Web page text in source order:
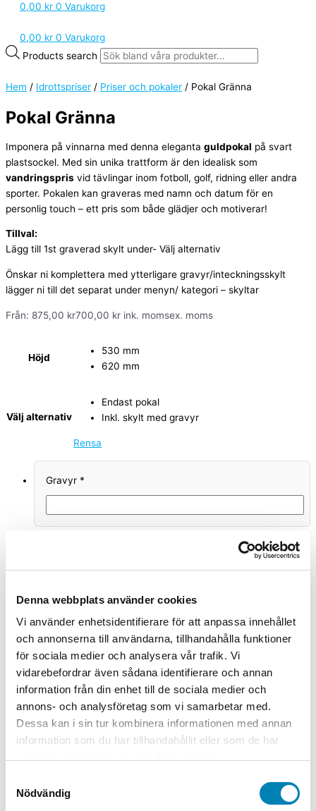
Denna webbplats använder cookies
Vi använder enhetsidentifierare för att anpassa innehållet
och annonserna till användarna, tillhandahålla funktioner
för sociala medier och analysera vår trafik. Vi
vidarebefordrar även sådana identifierare och annan
information från din enhet till de sociala medier och
annons- och analysföretag som vi samarbetar med.
Dessa kan i sin tur kombinera informationen med annan
information som du har tillhandahållit eller som de har
Nödvändig
0,00 kr 0 Varukorg
0,00 kr 0 Varukorg
Products search
Hem / Idrottspriser / Priser och pokaler / Pokal Gränna
Pokal Gränna
Imponera på vinnarna med denna eleganta guldpokal på svart
plastsockel. Med sin unika trattform är den idealisk som
vandringspris vid tävlingar inom fotboll, golf, ridning eller andra
sporter. Pokalen kan graveras med namn och datum för en
personlig touch – ett pris som både glädjer och motiverar!
Tillval:
Lägg till 1st graverad skylt under- Välj alternativ
Önskar ni komplettera med ytterligare gravyr/inteckningsskylt
lägger ni till det separat under menyn/ kategori – skyltar
Från: 875,00 kr700,00 kr ink. momsex. moms
Höjd
530 mm
620 mm
Välj alternativ
Endast pokal
Inkl. skylt med gravyr
Rensa
Gravyr *
Summa för extraval
Totalsumma
-
Pokal Gränna mängd +
Lägg till i varukorg
400-799 mm
Priser och pokaler
Specialbeställning Pokaler,Vandringspriser
Relaterade produkter
Välj